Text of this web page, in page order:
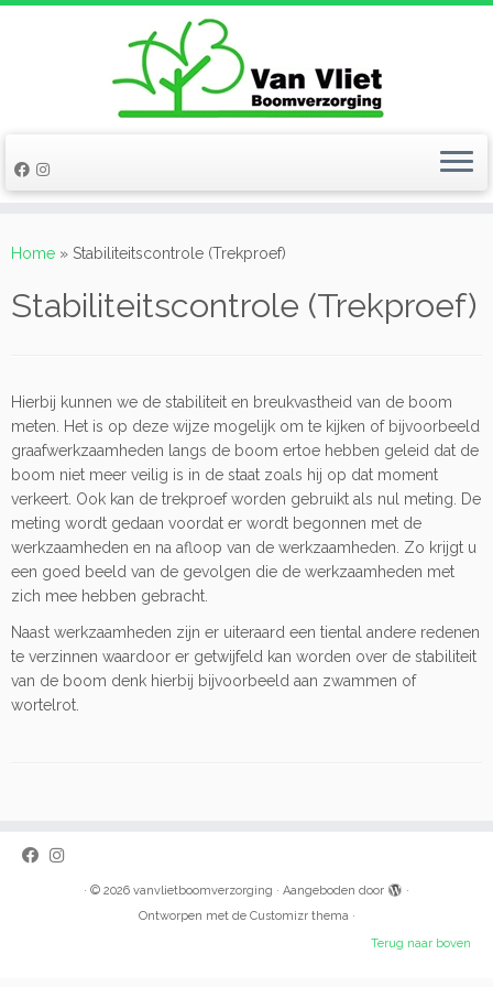
naarHome » Stabiliteitscontrole (Trekproef)
Stabiliteitscontrole (Trekproef)
Hierbij kunnen we de stabiliteit en breukvastheid van de boom
meten. Het is op deze wijze mogelijk om te kijken of bijvoorbeeld
graafwerkzaamheden langs de boom ertoe hebben geleid dat de
boom niet meer veilig is in de staat zoals hij op dat moment
verkeert. Ook kan de trekproef worden gebruikt als nul meting. De
meting wordt gedaan voordat er wordt begonnen met de
werkzaamheden en na afloop van de werkzaamheden. Zo krijgt u
een goed beeld van de gevolgen die de werkzaamheden met
zich mee hebben gebracht.
Naast werkzaamheden zijn er uiteraard een tiental andere redenen
te verzinnen waardoor er getwijfeld kan worden over de stabiliteit
van de boom denk hierbij bijvoorbeeld aan zwammen of
wortelrot.
· © 2026 vanvlietboomverzorging · Aangeboden door
·
Ontworpen met de Customizr thema ·
Terug naar boven